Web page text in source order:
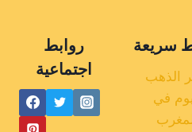
روابط
اجتماعية
سريعة
الذهب
في